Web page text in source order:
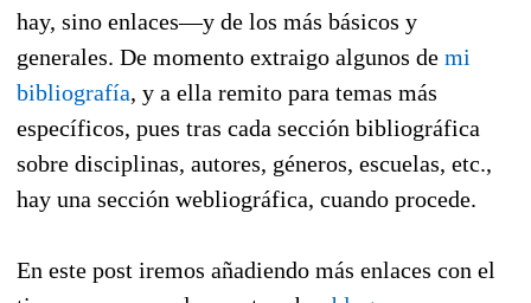
hay, sino enlaces—y de los más básicos y
generales. De momento extraigo algunos de mi
bibliografía, y a ella remito para temas más
específicos, pues tras cada sección bibliográfica
sobre disciplinas, autores, géneros, escuelas, etc.,
hay una sección webliográfica, cuando procede.
En este post iremos añadiendo más enlaces con el